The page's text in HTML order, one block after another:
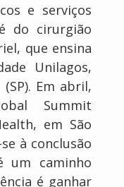
e serviços
do cirurgião
que ensina
Unilagos,
Em abril,
Summit
em São
à conclusão
um caminho
é ganhar